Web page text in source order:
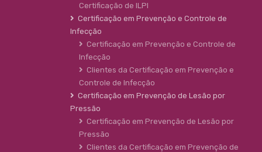
Certificação de ILPI
Certificação em Prevenção e Controle de
Infecção
Certificação em Prevenção e Controle de
Infecção
Clientes da Certificação em Prevenção e
Controle de Infecção
Certificação em Prevenção de Lesão por
Pressão
Certificação em Prevenção de Lesão por
Pressão
Clientes da Certificação em Prevenção de